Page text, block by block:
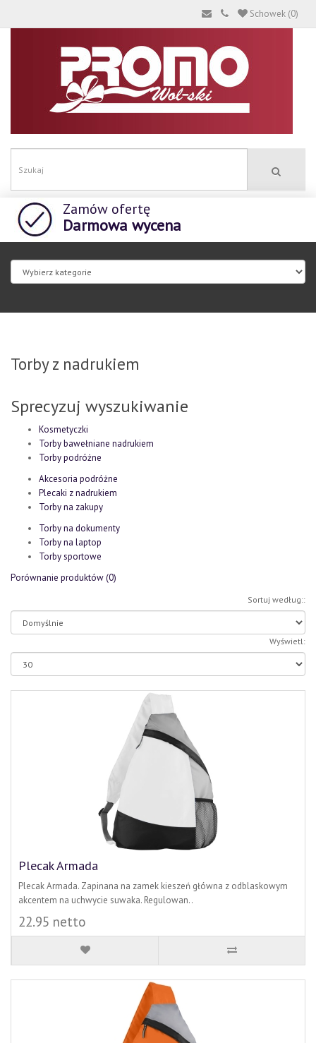
Schowek (0)
Zamów ofertę
Darmowa wycena
Torby z nadrukiem
Sprecyzuj wyszukiwanie
Kosmetyczki
Torby bawełniane nadrukiem
Torby podróżne
Akcesoria podróżne
Plecaki z nadrukiem
Torby na zakupy
Torby na dokumenty
Torby na laptop
Torby sportowe
Porównanie produktów (0)
Sortuj według::
Wyświetl:
Plecak Armada
Plecak Armada. Zapinana na zamek kieszeń główna z odblaskowym
akcentem na uchwycie suwaka. Regulowan..
22.95 netto